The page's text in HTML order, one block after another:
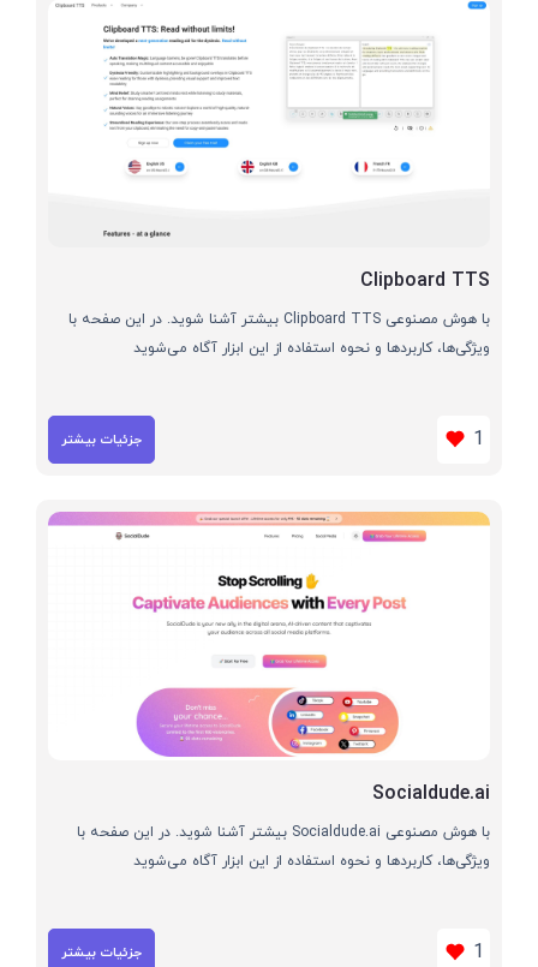
Clipboard TTS
با هوش مصنوعی Clipboard TTS بیشتر آشنا شوید. در این صفحه با
ویژگی‌ها، کاربردها و نحوه استفاده از این ابزار آگاه می‌شوید
1 جزئیات بیشتر
Socialdude.ai
با هوش مصنوعی Socialdude.ai بیشتر آشنا شوید. در این صفحه با
ویژگی‌ها، کاربردها و نحوه استفاده از این ابزار آگاه می‌شوید
1 جزئیات بیشتر